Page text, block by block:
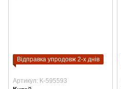
Відправка упродовж 2-х днів
Артикул: K-595593